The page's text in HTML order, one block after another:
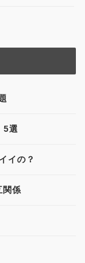
5選
イの？
関係